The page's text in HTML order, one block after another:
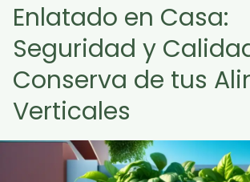
Enlatado en Casa:
Seguridad y
Conserva de tus
Verticales